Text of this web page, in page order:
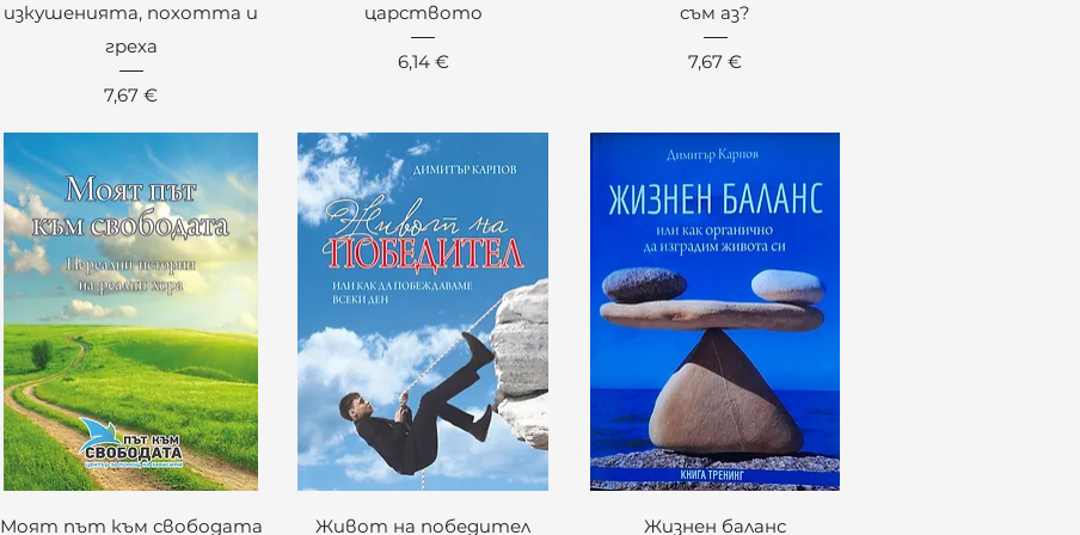
изкушенията, похотта и
греха
Цена
7,67 €
царството
Цена
6,14 €
съм аз?
Цена
7,67 €
Бърз преглед
Моят път към свободата Бърз преглед
Живот на победител Бърз преглед
Жизнен баланс